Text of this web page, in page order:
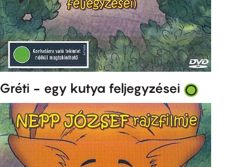
Gréti - egy kutya feljegyzései